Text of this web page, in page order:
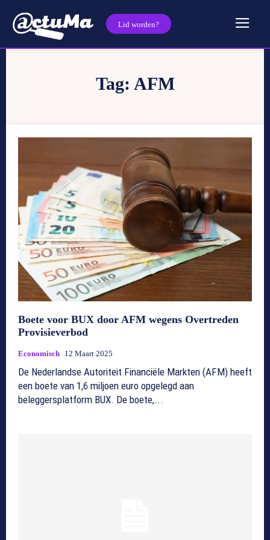
Lid worden?
Tag: AFM
Boete voor BUX door AFM wegens Overtreden
Provisieverbod
Economisch 12 Maart 2025
De Nederlandse Autoriteit Financiële Markten (AFM) heeft
een boete van 1,6 miljoen euro opgelegd aan
beleggersplatform BUX. De boete,...